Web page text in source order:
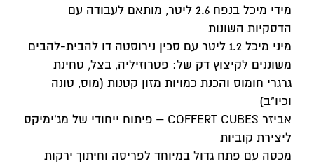
מידי מיכל בנפח 2.6 ליטר, מותאם לעבודה עם
הדסקיות השונות
מיני מיכל 1.2 ליטר עם סכין נירוסטה דו להבית-להבים
משוננים לקיצוץ דק של: פטרוזיליה, בצל, טחינת
גרגרי חומוס והכנת כמויות מזון קטנות (מוס, טונה
וכיו"ב)
אביזר COFFERT CUBES – פיתוח ייחודי של מג'ימיקס
ליצירת קוביות
מכסה עם פתח גדול במיוחד לפריסה וחיתוך ירקות